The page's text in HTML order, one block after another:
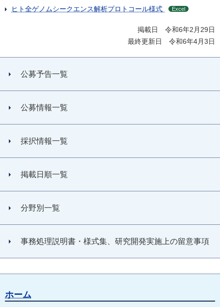
ヒト全ゲノムシークエンス解析プロトコール様式 Excel
掲載日 令和6年2月29日
最終更新日 令和6年4月3日
公募予告一覧
公募情報一覧
採択情報一覧
掲載日順一覧
分野別一覧
事務処理説明書・様式集、研究開発実施上の留意事項
ホーム